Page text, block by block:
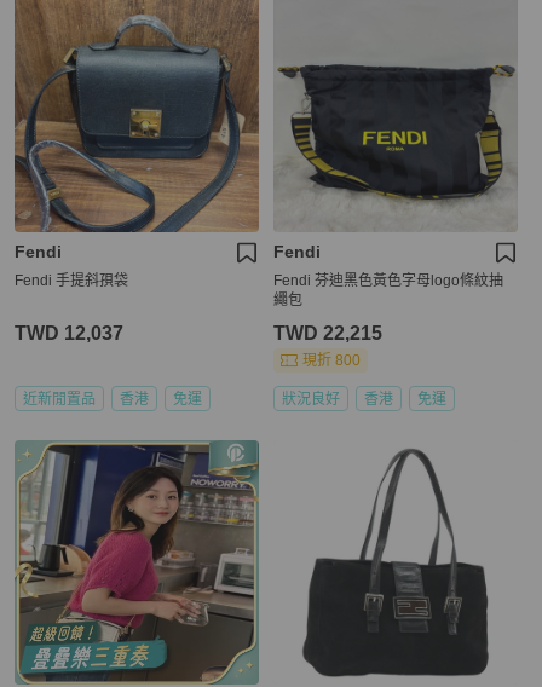
Fendi
Fendi 手提斜孭袋
TWD 12,037
近新閒置品 香港 免運
Fendi
Fendi 芬迪黑色黃色字母logo條紋抽
繩包
TWD 22,215
現折 800
狀況良好 香港 免運